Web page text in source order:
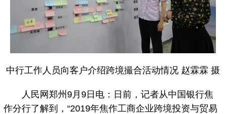
中行工作人员向客户介绍跨境撮合活动情况 赵霖霖 摄
人民网郑州9月9日电：日前，记者从中国银行焦
作分行了解到，“2019年焦作工商企业跨境投资与贸易